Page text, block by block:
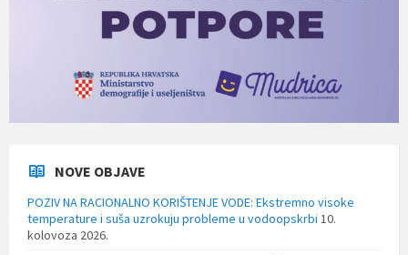
NOVE OBJAVE
POZIV NA RACIONALNO KORIŠTENJE VODE: Ekstremno visoke
temperature i suša uzrokuju probleme u vodoopskrbi 10.
kolovoza 2026.